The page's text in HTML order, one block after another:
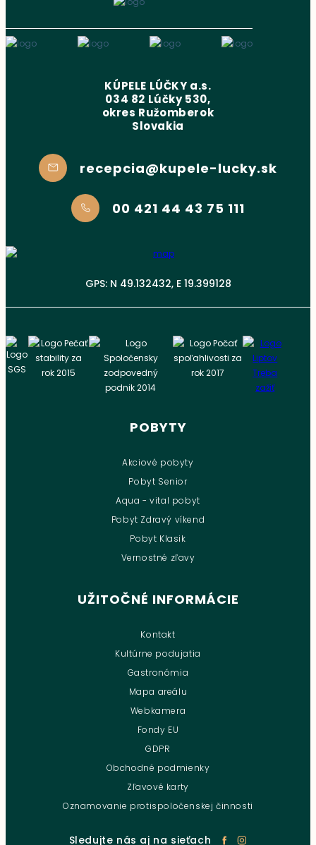
KÚPELE LÚČKY a.s.
034 82 Lúčky 530,
okres Ružomberok
Slovakia
recepcia@kupele-lucky.sk
00 421 44 43 75 111
GPS: N 49.132432, E 19.399128
POBYTY
Akciové pobyty
Pobyt Senior
Aqua - vital pobyt
Pobyt Zdravý víkend
Pobyt Klasik
Vernostné zľavy
UŽITOČNÉ INFORMÁCIE
Kontakt
Kultúrne podujatia
Gastronómia
Mapa areálu
Webkamera
Fondy EU
GDPR
Obchodné podmienky
Zľavové karty
Oznamovanie protispoločenskej činnosti
Sledujte nás aj na sieťach